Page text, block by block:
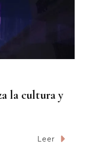
la cultura y
Leer